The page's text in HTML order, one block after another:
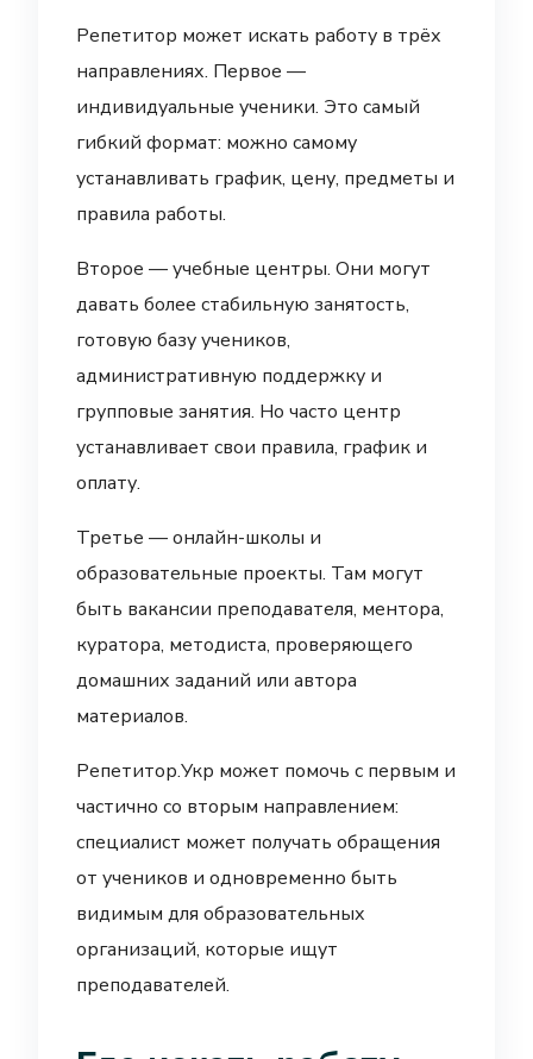
Репетитор может искать работу в трёх
направлениях. Первое —
индивидуальные ученики. Это самый
гибкий формат: можно самому
устанавливать график, цену, предметы и
правила работы.
Второе — учебные центры. Они могут
давать более стабильную занятость,
готовую базу учеников,
административную поддержку и
групповые занятия. Но часто центр
устанавливает свои правила, график и
оплату.
Третье — онлайн-школы и
образовательные проекты. Там могут
быть вакансии преподавателя, ментора,
куратора, методиста, проверяющего
домашних заданий или автора
материалов.
Репетитор.Укр может помочь с первым и
частично со вторым направлением:
специалист может получать обращения
от учеников и одновременно быть
видимым для образовательных
организаций, которые ищут
преподавателей.